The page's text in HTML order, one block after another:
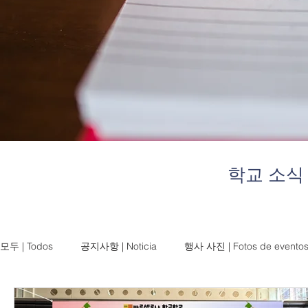
학교 소식
모두 | Todos 공지사항 | Noticia 행사 사진 | Fotos de eventos